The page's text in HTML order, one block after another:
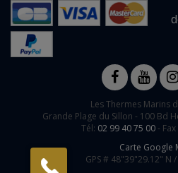
Les Thermes Marins
Grande Plage du Sillon - 100 Bd
Tél: 02 99 40 75 00- Fax
Carte Google
GPS # 48"39"29.12" N /